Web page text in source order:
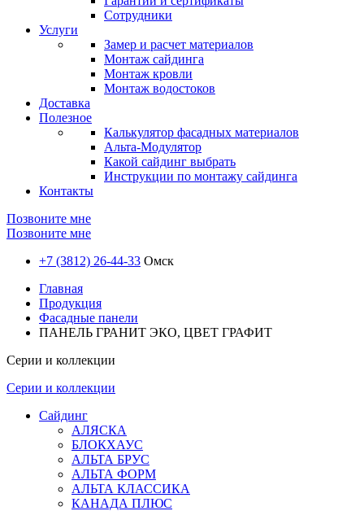
Сотрудники
Услуги
Замер и расчет материалов
Монтаж сайдинга
Монтаж кровли
Монтаж водостоков
Доставка
Полезное
Калькулятор фасадных материалов
Альта-Модулятор
Какой сайдинг выбрать
Инструкции по монтажу сайдинга
Контакты
Позвоните мне
Позвоните мне
+7 (3812) 26-44-33 Омск
Главная
Продукция
Фасадные панели
ПАНЕЛЬ ГРАНИТ ЭКО, ЦВЕТ ГРАФИТ
Серии и коллекции
Серии и коллекции
Сайдинг
АЛЯСКА
БЛОКХАУС
АЛЬТА БРУС
АЛЬТА ФОРМ
АЛЬТА КЛАССИКА
КАНАДА ПЛЮС